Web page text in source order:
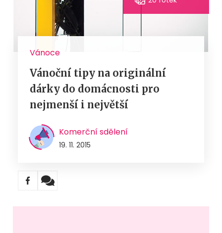
Vánoce
Vánoční tipy na originální
dárky do domácnosti pro
nejmenší i největší
Komerční sdělení
19. 11. 2015